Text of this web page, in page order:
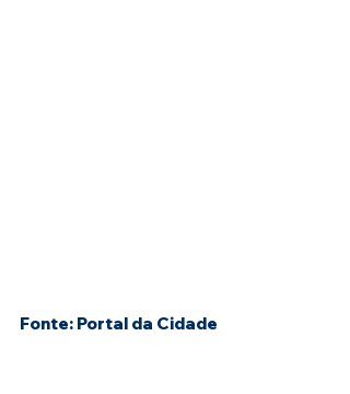
Fonte: Portal da Cidade